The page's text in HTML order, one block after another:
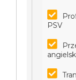
PSV